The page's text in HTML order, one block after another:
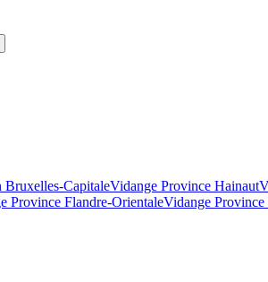
Bruxelles-CapitaleVidange Province Hainaut
Province Flandre-OrientaleVidange